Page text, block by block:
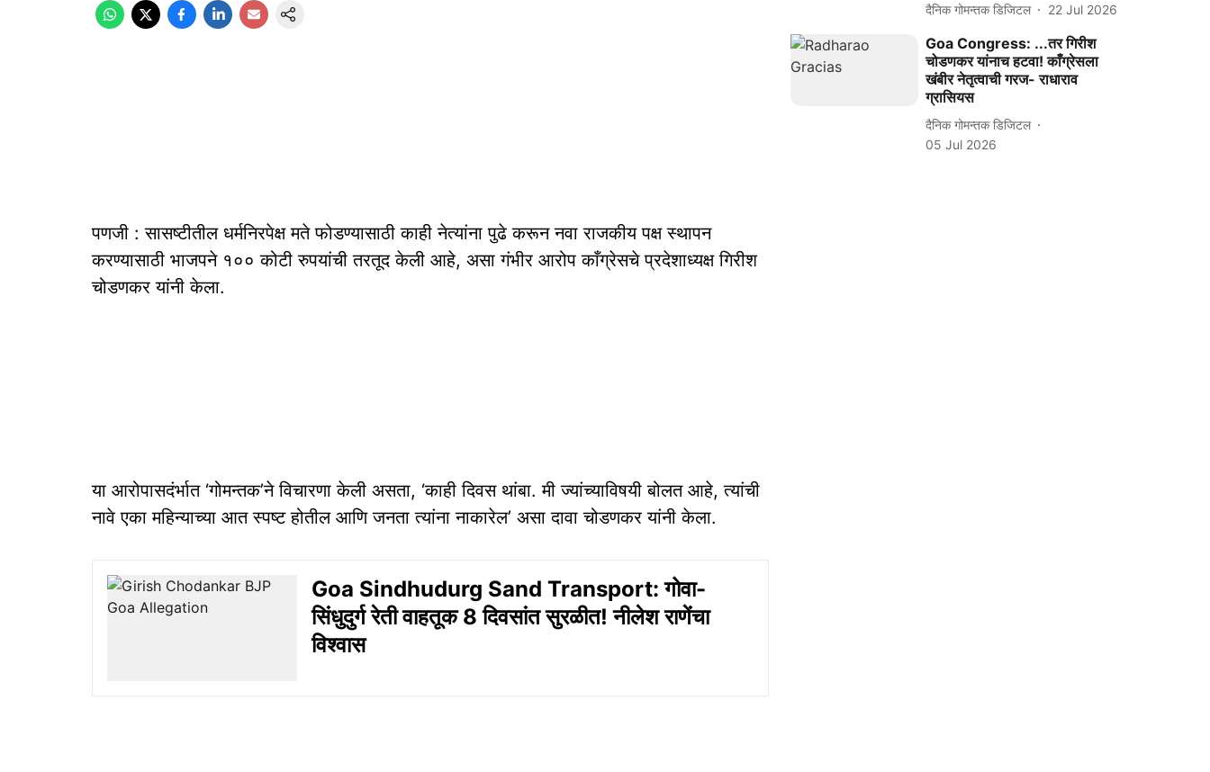
पणजी : सासष्टीतील धर्मनिरपेक्ष मते फोडण्यासाठी काही नेत्यांना पुढे करून नवा राजकीय पक्ष स्थापन
करण्यासाठी भाजपने १०० कोटी रुपयांची तरतूद केली आहे, असा गंभीर आरोप काँग्रेसचे प्रदेशाध्यक्ष गिरीश
चोडणकर यांनी केला.
या आरोपासदंर्भात ‘गोमन्तक’ने विचारणा केली असता, ‘काही दिवस थांबा. मी ज्यांच्याविषयी बोलत आहे, त्यांची
नावे एका महिन्याच्या आत स्पष्ट होतील आणि जनता त्यांना नाकारेल’ असा दावा चोडणकर यांनी केला.
Goa Sindhudurg Sand Transport: गोवा-
सिंधुदुर्ग रेती वाहतूक 8 दिवसांत सुरळीत! नीलेश राणेंचा
विश्‍‍वास
दैनिक गोमन्तक डिजिटल 22 Jul 2026
Goa Congress: ...तर गिरीश
चोडणकर यांनाच हटवा! काँग्रेसला
खंबीर नेतृत्वाची गरज- राधाराव
ग्रासियस
दैनिक गोमन्तक डिजिटल
05 Jul 2026